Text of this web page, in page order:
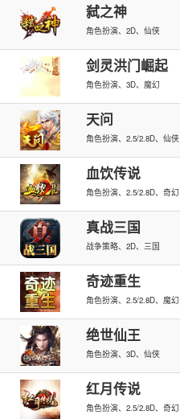
弑之神
角色扮演、2D、仙侠
剑灵洪门崛起
角色扮演、3D、魔幻
天问
角色扮演、2.5/2.8D、仙侠
血饮传说
角色扮演、2.5/2.8D、奇幻
真战三国
战争策略、2D、三国
奇迹重生
角色扮演、2.5/2.8D、魔幻
绝世仙王
角色扮演、3D、仙侠
红月传说
角色扮演、2.5/2.8D、奇幻